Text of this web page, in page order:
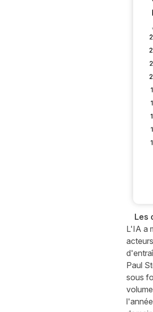
Les
L'IA a
Paul
sous